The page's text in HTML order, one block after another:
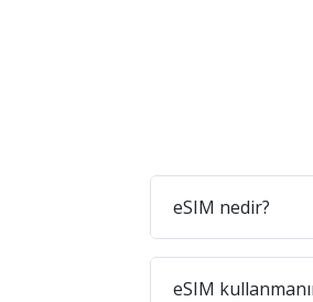
eSIM nedir?
eSIM